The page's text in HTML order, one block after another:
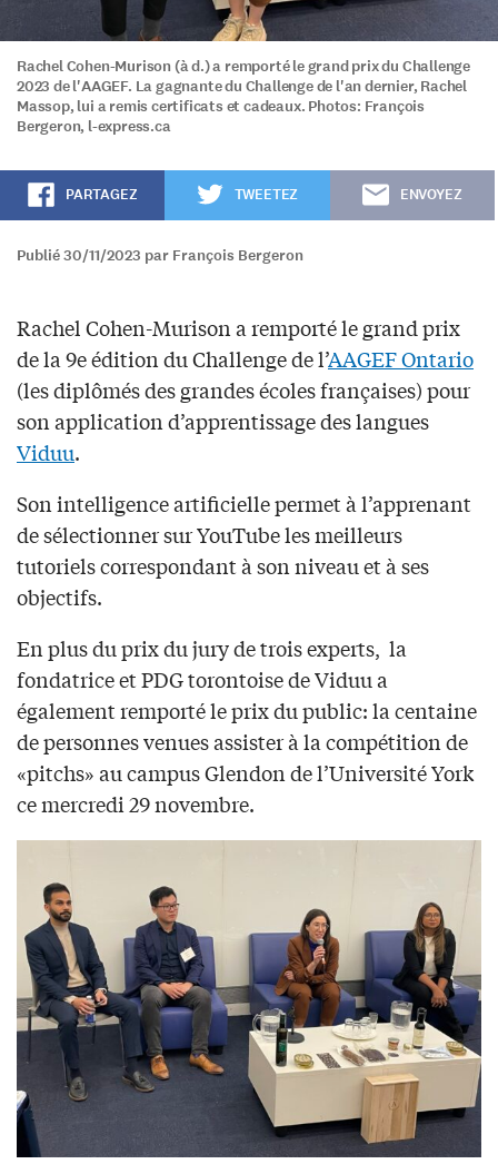
Rachel Cohen-Murison (à d.) a remporté le grand prix du Challenge
2023 de l'AAGEF. La gagnante du Challenge de l'an dernier, Rachel
Massop, lui a remis certificats et cadeaux. Photos: François
Bergeron, l-express.ca
PARTAGEZ TWEETEZ ENVOYEZ
Publié 30/11/2023 par François Bergeron
Rachel Cohen-Murison a remporté le grand prix
de la 9e édition du Challenge de l’AAGEF Ontario
(les diplômés des grandes écoles françaises) pour
son application d’apprentissage des langues
Viduu.
Son intelligence artificielle permet à l’apprenant
de sélectionner sur YouTube les meilleurs
tutoriels correspondant à son niveau et à ses
objectifs.
En plus du prix du jury de trois experts, la
fondatrice et PDG torontoise de Viduu a
également remporté le prix du public: la centaine
de personnes venues assister à la compétition de
«pitchs» au campus Glendon de l’Université York
ce mercredi 29 novembre.